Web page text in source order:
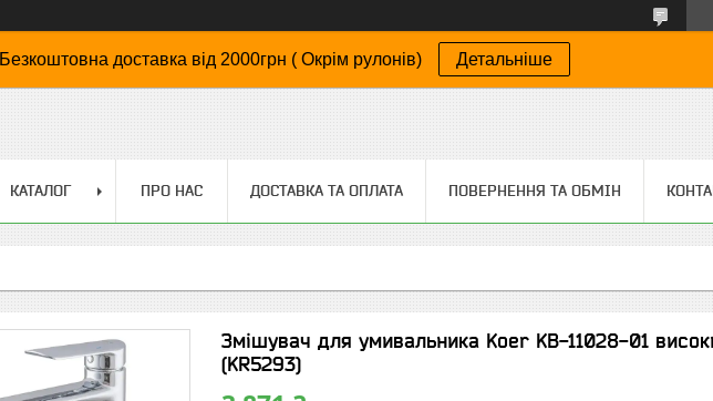
Безкоштовна доставка від 2000грн ( Окрім рулонів) Детальніше
КАТАЛОГ ПРО НАС ДОСТАВКА ТА ОПЛАТА ПОВЕРНЕННЯ ТА ОБМІН
Змішувач для умивальника Koer KB-11028-01
(KR5293)